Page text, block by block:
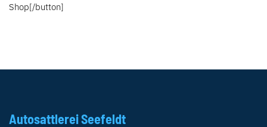
Shop[/button]
Autosattlerei Seefeldt